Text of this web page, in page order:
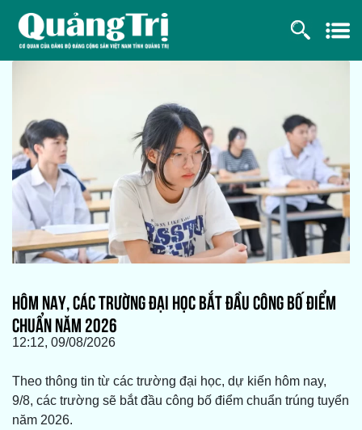
HÔM NAY, CÁC TRƯỜNG ĐẠI HỌC BẮT ĐẦU CÔNG BỐ ĐIỂM
CHUẨN NĂM 2026
12:12, 09/08/2026
Theo thông tin từ các trường đại học, dự kiến hôm nay,
9/8, các trường sẽ bắt đầu công bố điểm chuẩn trúng tuyển
năm 2026.